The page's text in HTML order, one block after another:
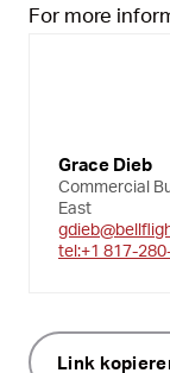
For more
Grace Dieb
Commercial
East
tel:+1 817-
Link